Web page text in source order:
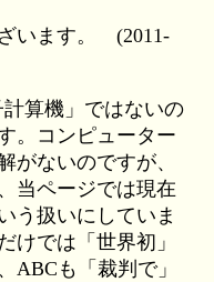
います。
(2011-
算機」ではないの
。コンピューター
がないのですが、
当ページでは現在
う扱いにしていま
けでは「世界初」
ABCも「裁判で」